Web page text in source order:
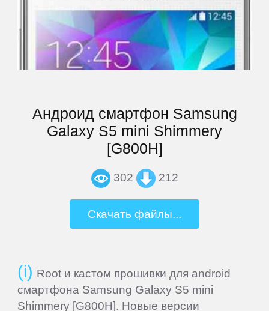
Андроид смартфон Samsung
Galaxy S5 mini Shimmery
[G800H]
302 212
Скачать файлы...
Root и кастом прошивки для android
смартфона Samsung Galaxy S5 mini
Shimmery [G800H]. Новые версии
Mystery
Nautilus
Nokia
Perfeo
PiPO